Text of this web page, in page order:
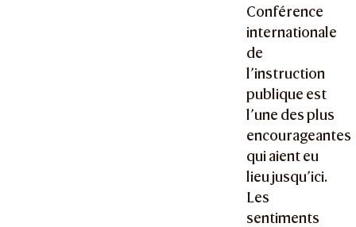
Conférence
internationale
de
l’instruction
publique est
l’une des plus
encourageantes
qui aient eu
lieu jusqu’ici.
Les
sentiments